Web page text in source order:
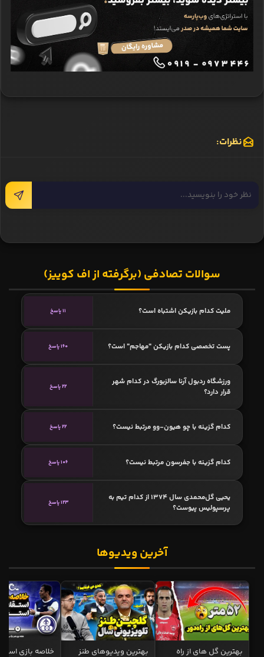
نظرات:
سوالات تصادفی (برگرفته از اف کوییز)
ملیت کدام بازیکن اشتباه است؟ 11 پاسخ
پست تخصصی کدام بازیکن "مهاجم" است؟ 160 پاسخ
ورزشگاه ردبول آرنا سالزبورگ در کدام شهر
قرار دارد؟
22 پاسخ
کدام گزینه با چو هیون-وو مرتبط نیست؟ 22 پاسخ
کدام گزینه با جفرسون مرتبط نیست؟ 106 پاسخ
یحیی گل‌محمدی سال 1374 از کدام تیم به
پرسپولیس پیوست؟
123 پاسخ
آخرین ویدیوها
بهترین گل های از راه
بهترین ویدیوهای طنز
خلاصه بازی